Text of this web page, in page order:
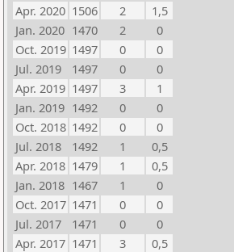
Apr. 2020 1506 2
1,5
Jan. 2020 1470 2
0
Oct. 2019 1497 0
0
Jul. 2019
1497 0
0
Apr. 2019 1497 3
1
Jan. 2019 1492 0
0
Oct. 2018 1492 0
0
Jul. 2018
1492 1
0,5
Apr. 2018 1479 1
0,5
Jan. 2018 1467 1
0
Oct. 2017 1471 0
0
Jul. 2017
1471 0
0
Apr. 2017 1471 3
0,5